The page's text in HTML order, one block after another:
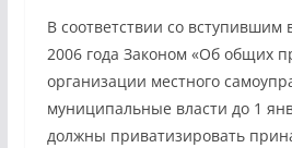
В соответствии со вступившим
2006 года Законом «Об общих
организации местного
муниципальные власти до 1
должны приватизировать